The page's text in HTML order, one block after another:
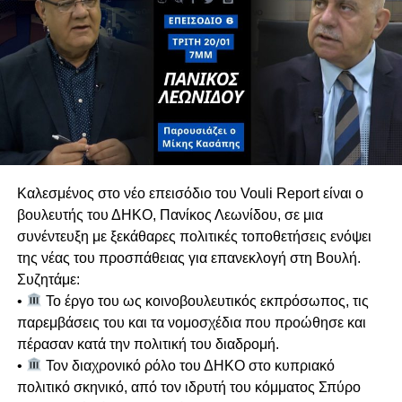
από τις τρέχουσες πολιτικές διεργασίες.
Πιθανές Συνεργασίες για Διακυβέρνηση
Σε ερώτηση για μετεκλογικές συνεργασίες, ο Γ.Γ.
του ΑΚΕΛ αποκλείει κατηγορηματικά το ΕΛΑΜ,
τονίζοντας ότι πρόκειται για ακροδεξιό κόμμα
με το οποίο υπάρχει βαθύ πολιτικό και
ιδεολογικό χάσμα.
Ομοσπονδία
Αναλύει τις διαχρονικές θέσεις του ΑΚΕΛ στο
Κυπριακό, επαναβεβαιώνοντας τη στήριξη στη
Διζωνική Δικοινοτική Ομοσπονδία. Ασκεί έντονη
κριτική σε όσους απορρίπτουν την
ομοσπονδιακή λύση χωρίς να καταθέτουν
ρεαλιστική εναλλακτική.
Υπογραμμίζει ότι η συνέχιση της τουρκικής
κατοχής και οι απειλές της Άγκυρας
επηρεάζουν καθοριστικά τη γεωπολιτική
Καλεσμένος στο νέο επεισόδιο του Vouli Report είναι ο
βουλευτής του ΔΗΚΟ, Πανίκος Λεωνίδου, σε μια
συνέντευξη με ξεκάθαρες πολιτικές τοποθετήσεις ενόψει
της νέας του προσπάθειας για επανεκλογή στη Βουλή.
Συζητάμε:
•
Το έργο του ως κοινοβουλευτικός εκπρόσωπος, τις
παρεμβάσεις του και τα νομοσχέδια που προώθησε και
πέρασαν κατά την πολιτική του διαδρομή.
•
Τον διαχρονικό ρόλο του ΔΗΚΟ στο κυπριακό
πολιτικό σκηνικό, από τον ιδρυτή του κόμματος Σπύρο